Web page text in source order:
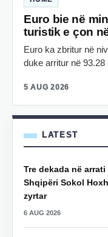
Euro bie në
turistik e çon
Euro ka zbritur në
duke arritur në
5 AUG 2026
LATEST
Tre dekada në
Shqipëri Sokol
zyrtar
6 AUG 2026